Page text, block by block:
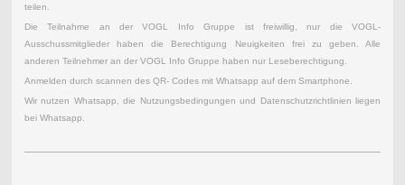
teilen.
Die Teilnahme an der VOGL Info Gruppe ist freiwillig, nur die VOGL-
Ausschussmitglieder haben die Berechtigung Neuigkeiten frei zu geben. Alle
anderen Teilnehmer an der VOGL Info Gruppe haben nur Leseberechtigung.
Anmelden durch scannen des QR- Codes mit Whatsapp auf dem Smartphone.
Wir nutzen Whatsapp, die Nutzungsbedingungen und Datenschutzrichtlinien liegen
bei Whatsapp.